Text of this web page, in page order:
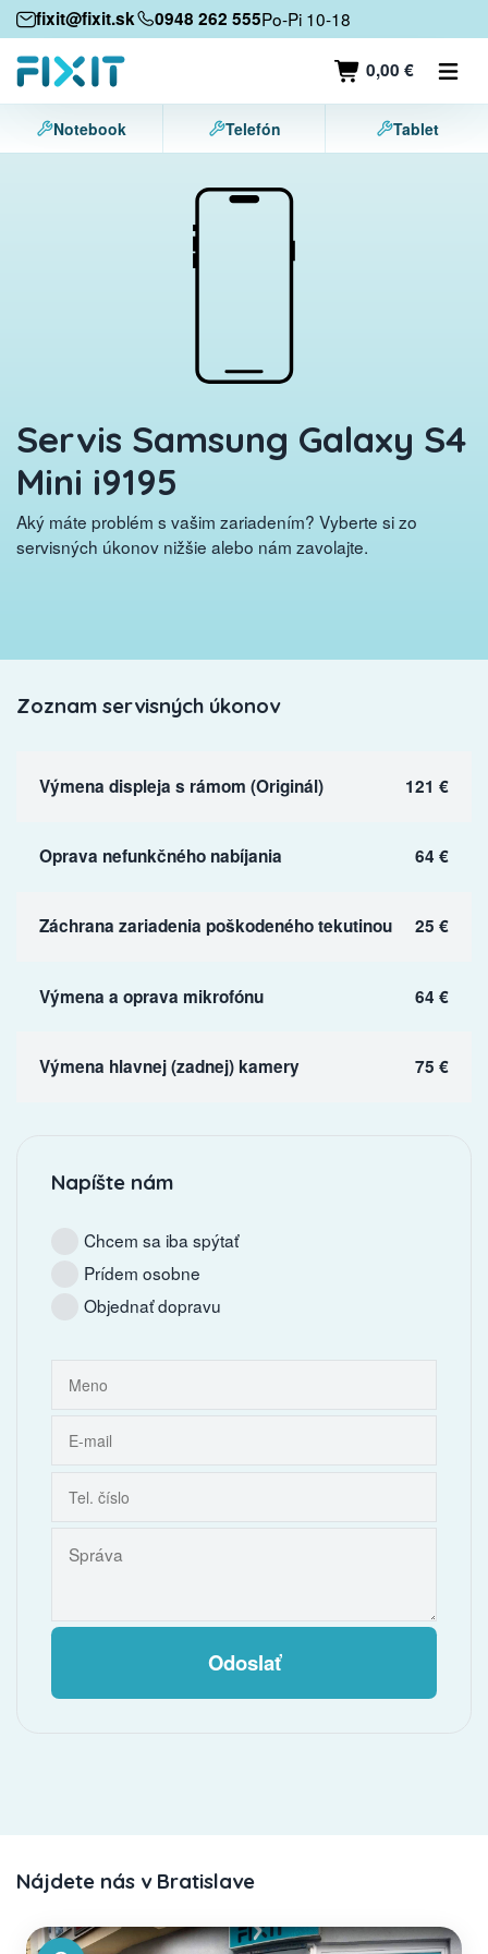
fixit@fixit.sk 0948 262 555Po-Pi 10-18
0,00 €
Mobilné zariadenia
Mobilné telefóny
Tablety
Notebook Telefón Tablet
Servis Samsung Galaxy S4
Mini i9195
Aký máte problém s vašim zariadením? Vyberte si zo
servisných úkonov nižšie alebo nám zavolajte.
Zoznam servisných úkonov
Výmena displeja s rámom (Originál) 121 €
Oprava nefunkčného nabíjania 64 €
Záchrana zariadenia poškodeného tekutinou 25 €
Výmena a oprava mikrofónu 64 €
Výmena hlavnej (zadnej) kamery 75 €
Napíšte nám
Chcem sa iba spýtať
Prídem osobne
Objednať dopravu
Odoslať
Nájdete nás v Bratislave